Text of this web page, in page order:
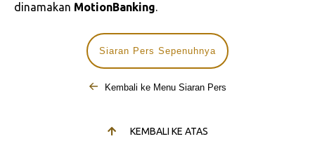
dinamakan MotionBanking.
Siaran Pers Sepenuhnya
Kembali ke Menu Siaran Pers
KEMBALI KE ATAS